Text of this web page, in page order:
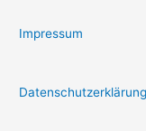
Impressum
Datenschutzerklärung